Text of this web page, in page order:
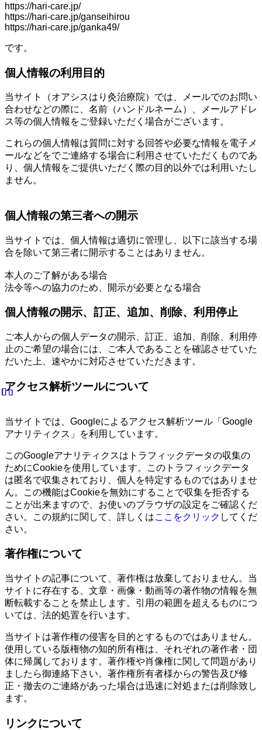
https://hari-care.jp/
https://hari-care.jp/ganseihirou
https://hari-care.jp/ganka49/
です。
個人情報の利用目的
当サイト（オアシスはり灸治療院）では、メールでのお問い
合わせなどの際に、名前（ハンドルネーム）、メールアドレ
ス等の個人情報をご登録いただく場合がございます。
これらの個人情報は質問に対する回答や必要な情報を電子メ
ールなどをでご連絡する場合に利用させていただくものであ
り、個人情報をご提供いただく際の目的以外では利用いたし
ません。
個人情報の第三者への開示
当サイトでは、個人情報は適切に管理し、以下に該当する場
合を除いて第三者に開示することはありません。
本人のご了解がある場合
法令等への協力のため、開示が必要となる場合
個人情報の開示、訂正、追加、削除、利用停止
ご本人からの個人データの開示、訂正、追加、削除、利用停
止のご希望の場合には、ご本人であることを確認させていた
だいた上、速やかに対応させていただきます。
アクセス解析ツールについて
当サイトでは、Googleによるアクセス解析ツール「Google
アナリティクス」を利用しています。
このGoogleアナリティクスはトラフィックデータの収集の
ためにCookieを使用しています。このトラフィックデータ
は匿名で収集されており、個人を特定するものではありませ
ん。この機能はCookieを無効にすることで収集を拒否する
ことが出来ますので、お使いのブラウザの設定をご確認くだ
さい。この規約に関して、詳しくはここをクリック してくだ
さい。
著作権について
当サイトの記事について、著作権は放棄しておりません。当
サイトに存在する、文章・画像・動画等の著作物の情報を無
断転載することを禁止します。引用の範囲を超えるものにつ
いては、法的処置を行います。
当サイトは著作権の侵害を目的とするものではありません。
使用している版権物の知的所有権は、それぞれの著作者・団
体に帰属しております。著作権や肖像権に関して問題があり
ましたら御連絡下さい。著作権所有者様からの警告及び修
正・撤去のご連絡があった場合は迅速に対処または削除致し
ます。
リンクについて